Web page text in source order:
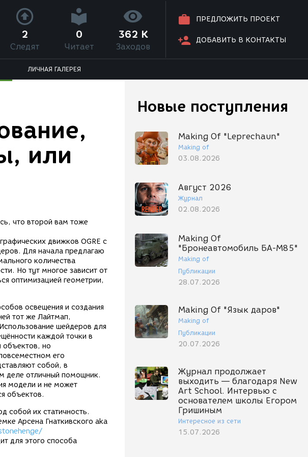
ПРЕДЛОЖИТЬ ПРОЕКТ
ДОБАВИТЬ В КОНТАКТЫ
2
Следят
0
Читает
362 K
Заходов
ЛИЧНАЯ ГАЛЕРЕЯ
Новые поступления
Making Of "Leprechaun"
Making of
03.08.2026
Август 2026
Журнал
02.08.2026
Making Of
"Бронеавтомобиль БА-М85"
Making of
Публикации
28.07.2026
Making Of "Язык даров"
Making of
Публикации
20.07.2026
Журнал продолжает
выходить — благодаря New
Art School. Интервью с
основателем школы Егором
Гришиным
Интересное из сети
15.07.2026
или
что второй вам тоже
движков OGRE с
Для начала предлагаю
количества
Но тут многое зависит от
оптимизацией геометрии,
освещения и создания
тот же Лайтмап,
шейдеров для
каждой точки в
объектов, но
его
собой, в
деле отличный помощник.
модели и не может
объектов.
собой их статичность.
Арсена Гнаткивского aka
для этого способа